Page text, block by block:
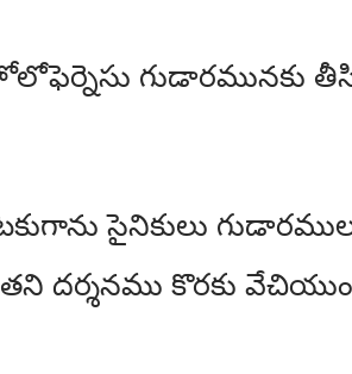
గుడారమునకు
సైనికులు
దర్శనము కొరకు